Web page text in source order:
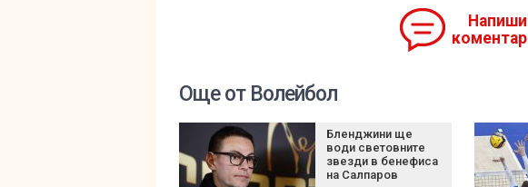
Напиши
коментар
Още от Волейбол
Бленджини ще
води световните
звезди в бенефиса
на Салпаров